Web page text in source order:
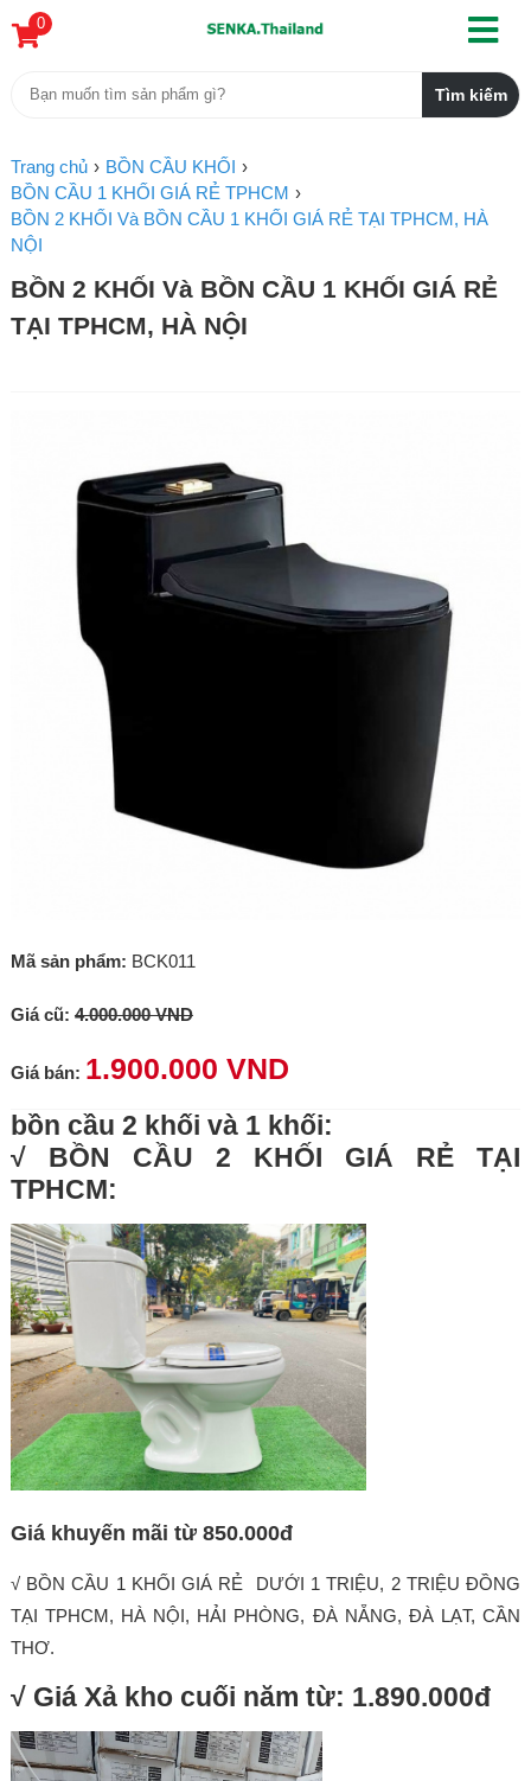
0
Trang chủ
BỒN CẦU KHỐI
BỒN CẦU 1 KHỐI GIÁ RẺ TPHCM
BỒN 2 KHỐI Và BỒN CẦU 1 KHỐI GIÁ RẺ TẠI TPHCM, HÀ
NỘI
BỒN 2 KHỐI Và BỒN CẦU 1 KHỐI GIÁ RẺ
TẠI TPHCM, HÀ NỘI
Mã sản phẩm: BCK011
Giá cũ: 4.000.000 VND
Giá bán: 1.900.000 VND
bồn cầu 2 khối và 1 khối:
√ BỒN CẦU 2 KHỐI GIÁ RẺ TẠI
TPHCM:
Giá khuyến mãi từ 850.000đ
√ BỒN CẦU 1 KHỐI GIÁ RẺ DƯỚI 1 TRIỆU, 2 TRIỆU ĐỒNG
TẠI TPHCM, HÀ NỘI, HẢI PHÒNG, ĐÀ NẴNG, ĐÀ LẠT, CẦN
THƠ.
√ Giá Xả kho cuối năm từ: 1.890.000đ